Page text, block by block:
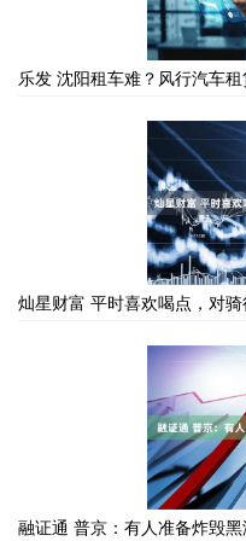
乐发 沈阳租车难？风行汽车
灿星财富 平时喜欢喝点，对
融证通 普京：有人准备炸毁